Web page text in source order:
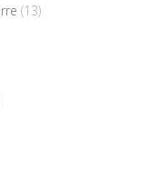
(13)